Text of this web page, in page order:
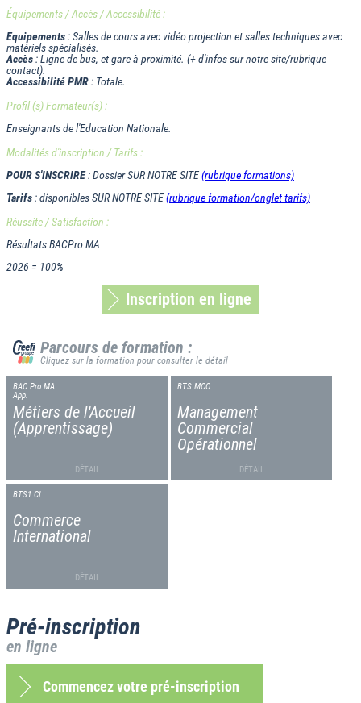
Équipements / Accès / Accessibilité :
Equipements: Salles de cours avec vidéo projection et salles techniques avec
matériels spécialisés.
Accès: Ligne de bus, et gare à proximité. (+ d'infos sur notre site/rubrique
contact).
Accessibilité PMR: Totale.
Profil (s) Formateur(s) :
Enseignants de l'Education Nationale.
Modalités d'inscription / Tarifs :
POUR S'INSCRIRE: Dossier SUR NOTRE SITE(rubrique formations)
Tarifs: disponibles SUR NOTRE SITE(rubrique formation/onglet tarifs)
Réussite / Satisfaction :
Résultats BACPro MA
2026 = 100%
Inscription en ligne
Parcours de formation :
Cliquez sur la formation pour consulter le détail
BAC Pro MA
App.
Métiers de l'Accueil
(Apprentissage)
DÉTAIL
BTS MCO
Management
Commercial
Opérationnel
DÉTAIL
BTS1 CI
Commerce
International
DÉTAIL
Pré-inscription
en ligne
Commencez votre pré-inscription